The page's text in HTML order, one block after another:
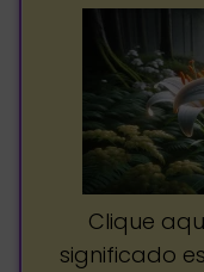
Clique
significado